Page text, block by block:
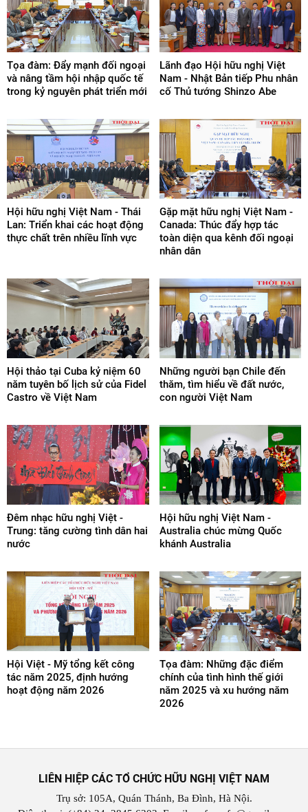
Tọa đàm: Đẩy mạnh đối ngoại
và nâng tầm hội nhập quốc tế
trong kỷ nguyên phát triển mới
Lãnh đạo Hội hữu nghị Việt
Nam - Nhật Bản tiếp Phu nhân
cố Thủ tướng Shinzo Abe
Hội hữu nghị Việt Nam - Thái
Lan: Triển khai các hoạt động
thực chất trên nhiều lĩnh vực
Gặp mặt hữu nghị Việt Nam -
Canada: Thúc đẩy hợp tác
toàn diện qua kênh đối ngoại
nhân dân
Hội thảo tại Cuba kỷ niệm 60
năm tuyên bố lịch sử của Fidel
Castro về Việt Nam
Những người bạn Chile đến
thăm, tìm hiểu về đất nước,
con người Việt Nam
Đêm nhạc hữu nghị Việt -
Trung: tăng cường tình dân hai
nước
Hội hữu nghị Việt Nam -
Australia chúc mừng Quốc
khánh Australia
Hội Việt - Mỹ tổng kết công
tác năm 2025, định hướng
hoạt động năm 2026
Tọa đàm: Những đặc điểm
chính của tình hình thế giới
năm 2025 và xu hướng năm
2026
LIÊN HIỆP CÁC TỔ CHỨC HỮU NGHỊ VIỆT NAM
Trụ sở: 105A, Quán Thánh, Ba Đình, Hà Nội.